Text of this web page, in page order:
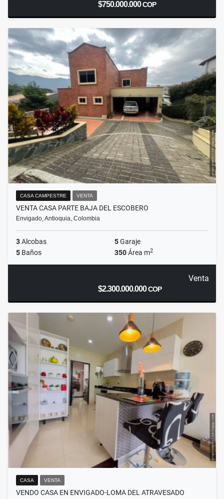
$750.000.000COP
CASA CAMPESTRE VENTA
VENTA CASA PARTE BAJA DEL ESCOBERO
Envigado, Antioquia, Colombia
3Alcobas 5Garaje
5 Baños 350Área m2
Venta
$2.300.000.000COP
CASA VENTA
VENDO CASA EN ENVIGADO-LOMA DEL ATRAVESADO